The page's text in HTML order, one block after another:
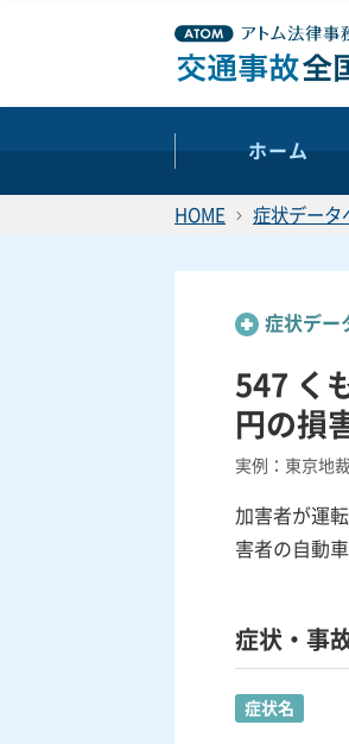
ホーム
HOME 症状データ
症状デー
547 く
円の損
実例：東京地
加害者が運
害者の自動
症状・事
症状名